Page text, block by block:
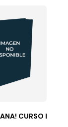
CURSO DE